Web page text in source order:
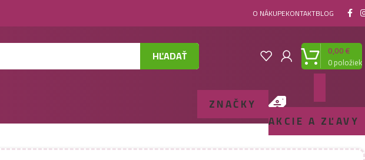
O NÁKUPEKONTAKTBLOG
HĽADAŤ 0položiek
0,00€
ZNAČKY
AKCIE A ZĽAVY